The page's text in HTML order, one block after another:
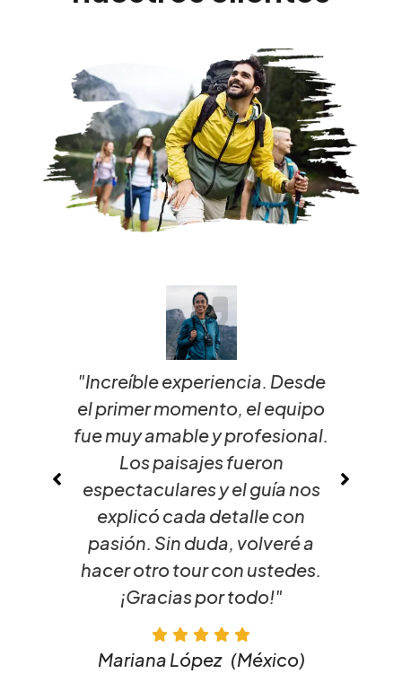
"Increíble experiencia. Desde
el primer momento, el equipo
fue muy amable y profesional.
Los paisajes fueron
espectaculares y el guía nos
explicó cada detalle con
pasión. Sin duda, volveré a
hacer otro tour con ustedes.
¡Gracias por todo!"
Mariana López (México)